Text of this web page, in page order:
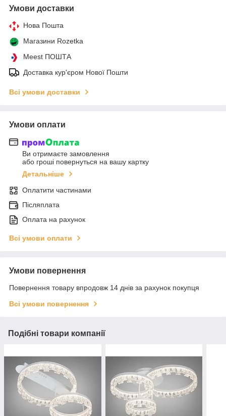
Умови доставки
Нова Пошта
Магазини Rozetka
Meest ПОШТА
Доставка кур'єром Нової Пошти
Всі умови доставки
Умови оплати
Ви отримаєте замовлення
або гроші повернуться на вашу картку
Детальніше
Оплатити частинами
Післяплата
Оплата на рахунок
Всі умови оплати
Умови повернення
Повернення товару впродовж 14 днів за рахунок покупця
Всі умови повернення
Подібні товари компанії